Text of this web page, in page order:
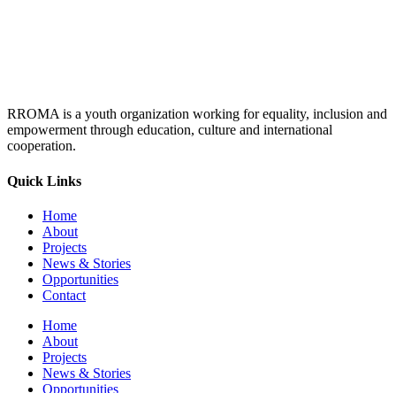
RROMA is a youth organization working for equality, inclusion and
empowerment through education, culture and international
cooperation.
Quick Links
Home
About
Projects
News & Stories
Opportunities
Contact
Home
About
Projects
News & Stories
Opportunities